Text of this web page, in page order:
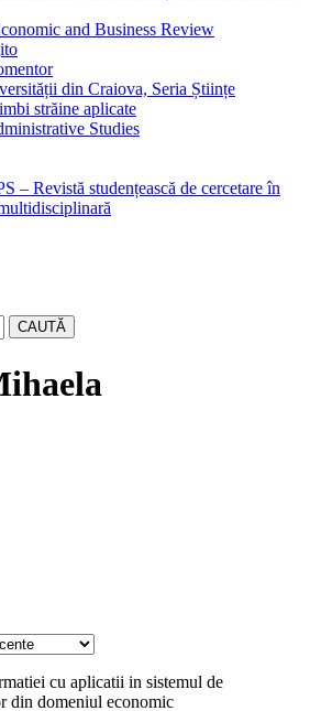
and Business Review
din Craiova, Seria Științe
străine aplicate
Studies
– Revistă studențească de cercetare în
CAUTĂ